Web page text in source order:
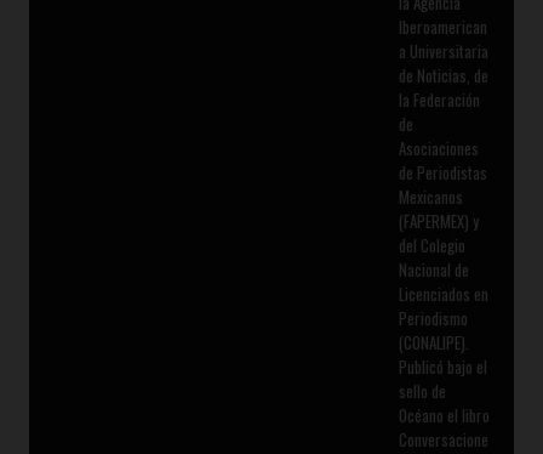
Iberoamerican
a Universitaria
de Noticias, de
la Federación
de
Asociaciones
de Periodistas
Mexicanos
(FAPERMEX) y
del Colegio
Nacional de
Licenciados en
Periodismo
(CONALIPE).
Publicó bajo el
sello de
Océano el libro
Conversacione